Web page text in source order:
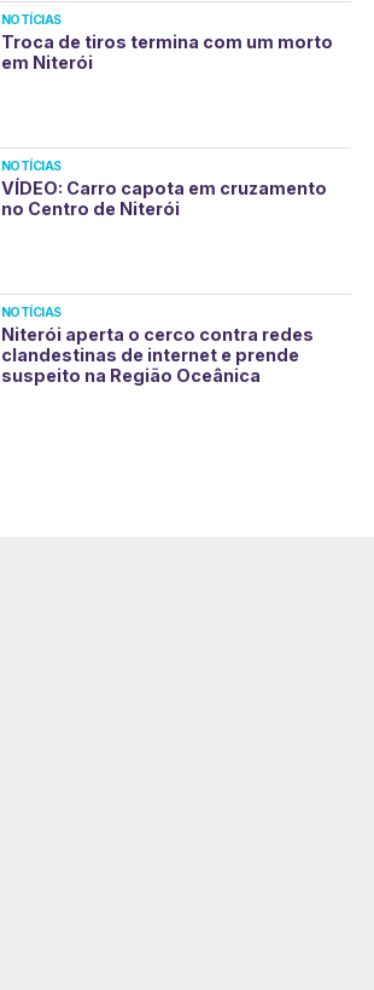
NOTÍCIAS
Troca de tiros termina com um morto
em Niterói
NOTÍCIAS
VÍDEO: Carro capota em cruzamento
no Centro de Niterói
NOTÍCIAS
Niterói aperta o cerco contra redes
clandestinas de internet e prende
suspeito na Região Oceânica